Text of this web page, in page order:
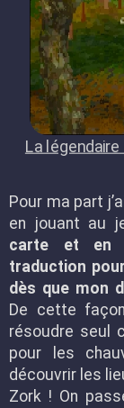
La
Pour ma part
en jouant au
carte et en
traduction
dès que mon
De cette
résoudre seul
pour les
découvrir les
Zork ! On